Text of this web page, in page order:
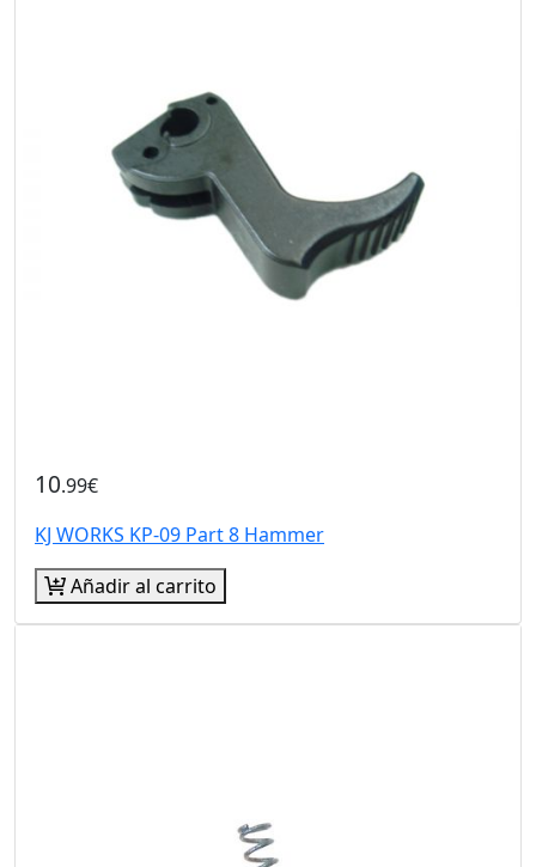
10.99€
KJ WORKS KP-09 Part 8 Hammer
Añadir al carrito